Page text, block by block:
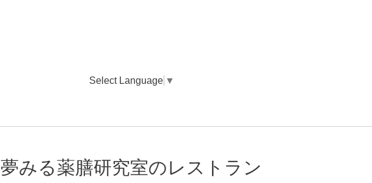
Select Language ▼
夢みる薬膳研究室のレストラン